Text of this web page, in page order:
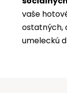
vaše
ostatných,
umeleckú